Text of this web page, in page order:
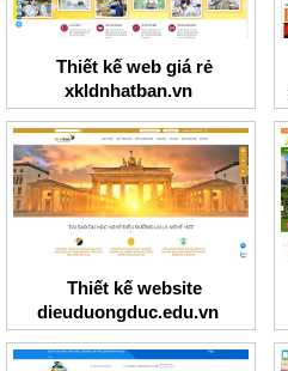
Thiết kế web giá rẻ
xkldnhatban.vn
Thiết kế website
dieuduongduc.edu.vn